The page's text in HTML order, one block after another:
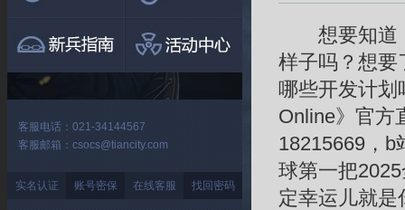
想要知道《
样子吗？想要
哪些开发计划
Online》官方
18215669，b
球第一把
定幸运儿就是
客服电话：021-34144567
客服邮箱：csocs@tiancity.com
实名认证 账号密保 在线客服 找回密码